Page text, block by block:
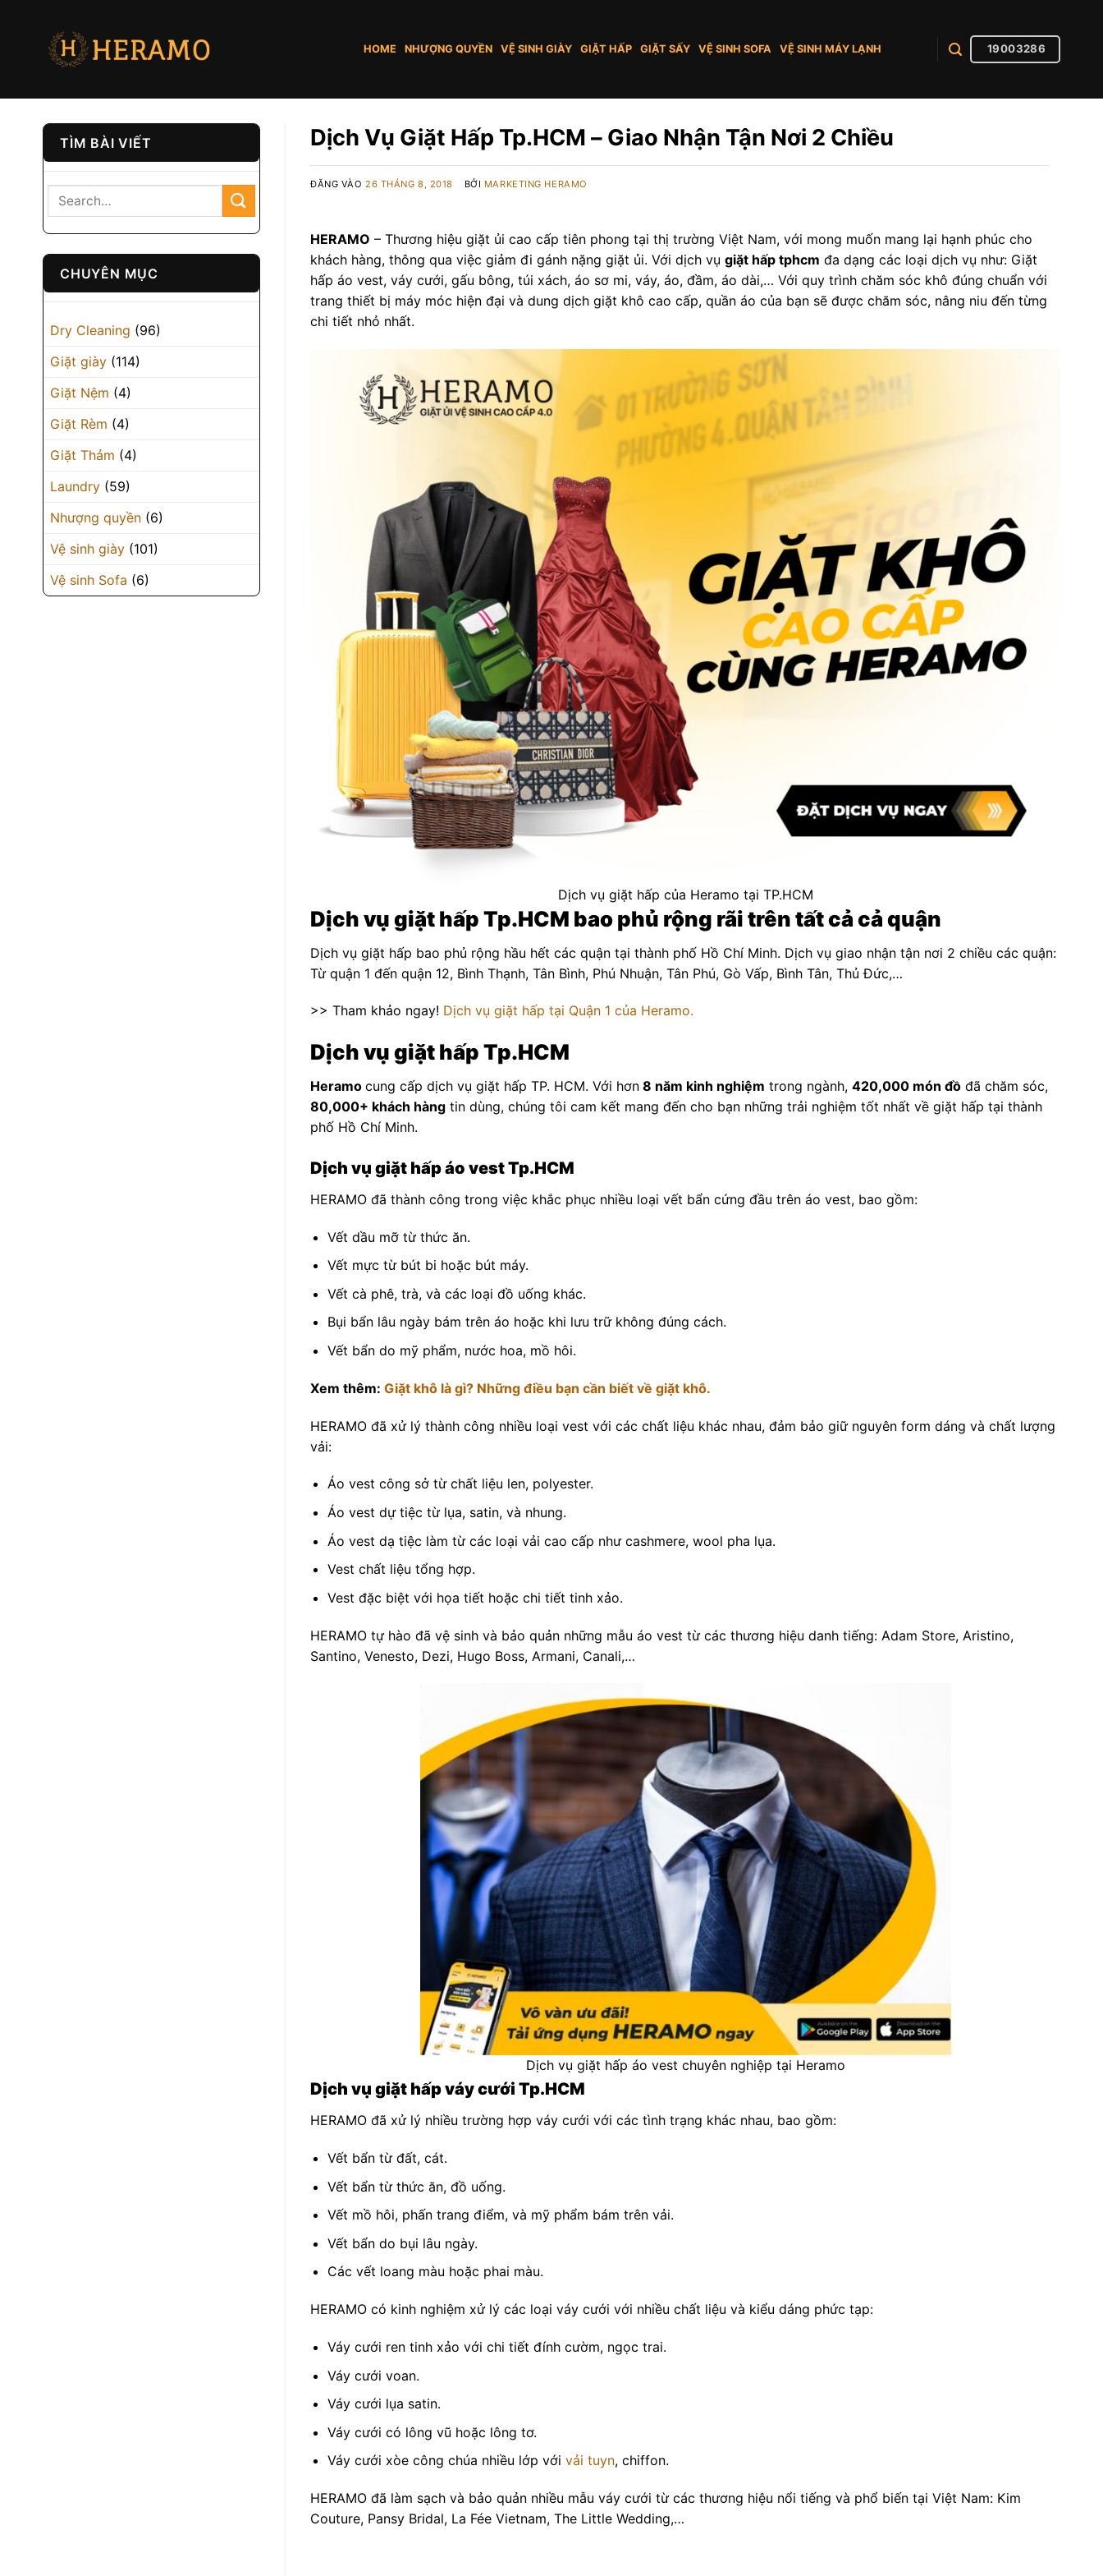
HOME NHƯỢNG QUYỀN VỆ SINH GIÀY GIẶT HẤP GIẶT SẤY VỆ SINH SOFA VỆ SINH MÁY LẠNH 19003286
TÌM BÀI VIẾT
CHUYÊN MỤC
Dry Cleaning (96)
Giặt giày (114)
Giặt Nệm (4)
Giặt Rèm (4)
Giặt Thảm (4)
Laundry (59)
Nhượng quyền (6)
Vệ sinh giày (101)
Vệ sinh Sofa (6)
Dịch Vụ Giặt Hấp Tp.HCM – Giao Nhận Tận Nơi 2 Chiều
ĐĂNG VÀO26 THÁNG 8, 2018 BỞI MARKETING HERAMO
HERAMO – Thương hiệu giặt ủi cao cấp tiên phong tại thị trường Việt Nam, với mong muốn mang lại hạnh phúc cho
khách hàng, thông qua việc giảm đi gánh nặng giặt ủi. Với dịch vụ giặt hấp tphcm đa dạng các loại dịch vụ như: Giặt
hấp áo vest, váy cưới, gấu bông, túi xách, áo sơ mi, váy, áo, đầm, áo dài,… Với quy trình chăm sóc khô đúng chuẩn với
trang thiết bị máy móc hiện đại và dung dịch giặt khô cao cấp, quần áo của bạn sẽ được chăm sóc, nâng niu đến từng
chi tiết nhỏ nhất.
Dịch vụ giặt hấp của Heramo tại TP.HCM
Dịch vụ giặt hấp Tp.HCM bao phủ rộng rãi trên tất cả cả quận
Dịch vụ giặt hấp bao phủ rộng hầu hết các quận tại thành phố Hồ Chí Minh. Dịch vụ giao nhận tận nơi 2 chiều các quận:
Từ quận 1 đến quận 12, Bình Thạnh, Tân Bình, Phú Nhuận, Tân Phú, Gò Vấp, Bình Tân, Thủ Đức,…
>> Tham khảo ngay! Dịch vụ giặt hấp tại Quận 1 của Heramo.
Dịch vụ giặt hấp Tp.HCM
Heramo cung cấp dịch vụ giặt hấp TP. HCM. Với hơn 8 năm kinh nghiệm trong ngành, 420,000 món đồ đã chăm sóc,
80,000+ khách hàng tin dùng, chúng tôi cam kết mang đến cho bạn những trải nghiệm tốt nhất về giặt hấp tại thành
phố Hồ Chí Minh.
Dịch vụ giặt hấp áo vest Tp.HCM
HERAMO đã thành công trong việc khắc phục nhiều loại vết bẩn cứng đầu trên áo vest, bao gồm:
Vết dầu mỡ từ thức ăn.
Vết mực từ bút bi hoặc bút máy.
Vết cà phê, trà, và các loại đồ uống khác.
Bụi bẩn lâu ngày bám trên áo hoặc khi lưu trữ không đúng cách.
Vết bẩn do mỹ phẩm, nước hoa, mồ hôi.
Xem thêm: Giặt khô là gì? Những điều bạn cần biết về giặt khô.
HERAMO đã xử lý thành công nhiều loại vest với các chất liệu khác nhau, đảm bảo giữ nguyên form dáng và chất lượng
vải:
Áo vest công sở từ chất liệu len, polyester.
Áo vest dự tiệc từ lụa, satin, và nhung.
Áo vest dạ tiệc làm từ các loại vải cao cấp như cashmere, wool pha lụa.
Vest chất liệu tổng hợp.
Vest đặc biệt với họa tiết hoặc chi tiết tinh xảo.
HERAMO tự hào đã vệ sinh và bảo quản những mẫu áo vest từ các thương hiệu danh tiếng: Adam Store, Aristino,
Santino, Venesto, Dezi, Hugo Boss, Armani, Canali,…
Dịch vụ giặt hấp áo vest chuyên nghiệp tại Heramo
Dịch vụ giặt hấp váy cưới Tp.HCM
HERAMO đã xử lý nhiều trường hợp váy cưới với các tình trạng khác nhau, bao gồm:
Vết bẩn từ đất, cát.
Vết bẩn từ thức ăn, đồ uống.
Vết mồ hôi, phấn trang điểm, và mỹ phẩm bám trên vải.
Vết bẩn do bụi lâu ngày.
Các vết loang màu hoặc phai màu.
HERAMO có kinh nghiệm xử lý các loại váy cưới với nhiều chất liệu và kiểu dáng phức tạp:
Váy cưới ren tinh xảo với chi tiết đính cườm, ngọc trai.
Váy cưới voan.
Váy cưới lụa satin.
Váy cưới có lông vũ hoặc lông tơ.
Váy cưới xòe công chúa nhiều lớp với vải tuyn, chiffon.
HERAMO đã làm sạch và bảo quản nhiều mẫu váy cưới từ các thương hiệu nổi tiếng và phổ biến tại Việt Nam: Kim
Couture, Pansy Bridal, La Fée Vietnam, The Little Wedding,…